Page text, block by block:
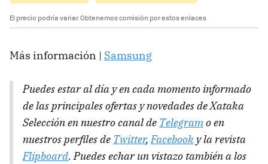
El precio podría variar. Obtenemos comisión por estos enlaces
Más información | Samsung
Puedes estar al día y en cada momento informado
de las principales ofertas y novedades de Xataka
Selección en nuestro canal de Telegramo en
nuestros perfiles de Twitter,Facebook y la revista
Flipboard. Puedes echar un vistazo también a los